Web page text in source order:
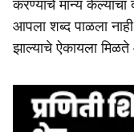
करण्याचे मान्य केल्याचा
आपला शब्द पाळला
झाल्याचे ऐकायला